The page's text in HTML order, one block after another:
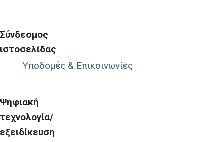
Σύνδεσμος
ιστοσελίδας
Υποδομές & Επικοινωνίες
Ψηφιακή
τεχνολογία/
εξειδίκευση